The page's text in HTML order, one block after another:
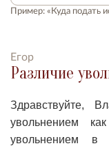
Пример: «Куда подать
Егор
Различие
Здравствуйте,
увольнением
увольнением в